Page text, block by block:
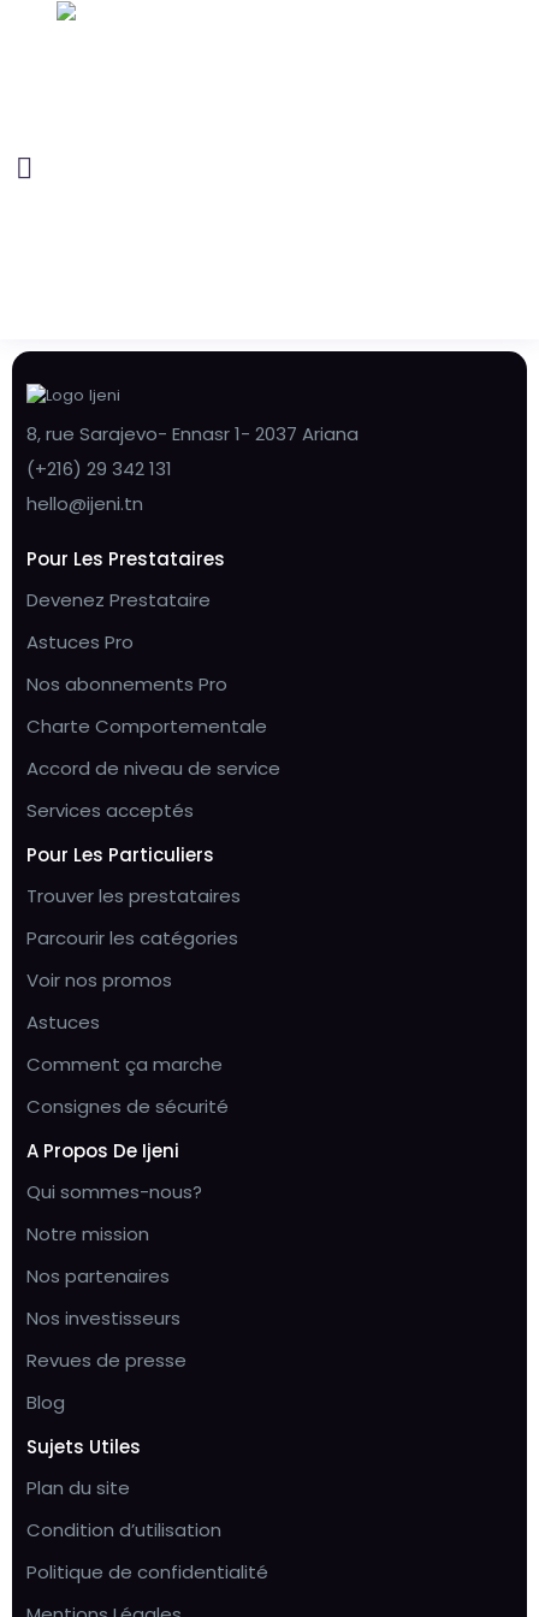
8, rue Sarajevo- Ennasr 1- 2037 Ariana
(+216) 29 342 131
hello@ijeni.tn
Pour Les Prestataires
Devenez Prestataire
Astuces Pro
Nos abonnements Pro
Charte Comportementale
Accord de niveau de service
Services acceptés
Pour Les Particuliers
Trouver les prestataires
Parcourir les catégories
Voir nos promos
Astuces
Comment ça marche
Consignes de sécurité
A Propos De Ijeni
Qui sommes-nous?
Notre mission
Nos partenaires
Nos investisseurs
Revues de presse
Blog
Sujets Utiles
Plan du site
Condition d’utilisation
Politique de confidentialité